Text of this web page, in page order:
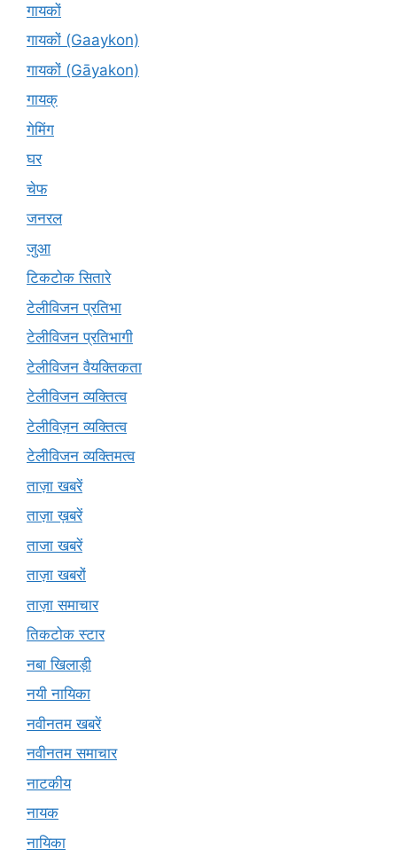
गायकों
गायकों (Gaaykon)
गायकों (Gāyakon)
गायक्
गेमिंग
घर
चेफ
जनरल
जुआ
टिकटोक सितारे
टेलीविजन प्रतिभा
टेलीविजन प्रतिभागी
टेलीविजन वैयक्तिकता
टेलीविजन व्यक्तित्व
टेलीविज़न व्यक्तित्व
टेलीविजन व्यक्तिमत्व
ताज़ा खबरें
ताज़ा ख़बरें
ताजा खबरें
ताज़ा खबरों
ताज़ा समाचार
तिकटोक स्टार
नबा खिलाड़ी
नयी नायिका
नवीनतम खबरें
नवीनतम समाचार
नाटकीय
नायक
नायिका